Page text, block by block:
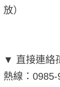
放）
▼ 直接連絡
熱線：0985-